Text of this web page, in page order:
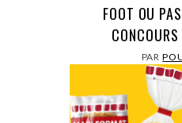
FOOT OU
PAR